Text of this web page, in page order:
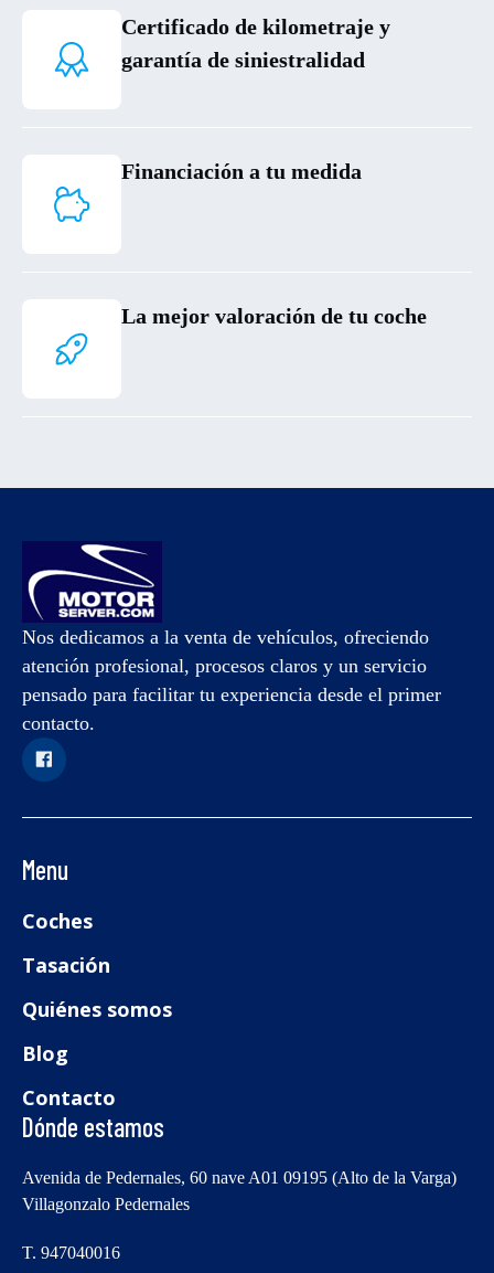
Certificado de kilometraje y
garantía de siniestralidad
Financiación a tu medida
La mejor valoración de tu coche
Nos dedicamos a la venta de vehículos, ofreciendo
atención profesional, procesos claros y un servicio
pensado para facilitar tu experiencia desde el primer
contacto.
Menu
Coches
Tasación
Quiénes somos
Blog
Contacto
Dónde estamos
Avenida de Pedernales, 60 nave A01 09195 (Alto de la Varga)
Villagonzalo Pedernales
T. 947040016